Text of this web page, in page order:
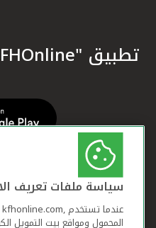
تطبيق "KFHOnline" للهواتف الذكية
سياسة ملفات تعريف
المحمول ومواقع بيت التمويل